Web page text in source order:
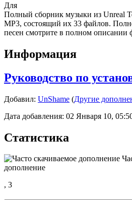
Для
Полный сборник музыки из Unreal
MP3, состоящий их 33 файлов.
песен смотрите в полном описании
Информация
Руководство по
Добавил: UnShame (Другие
Дата добавления: 02 Января 10,
Статистика
дополнение
, 3